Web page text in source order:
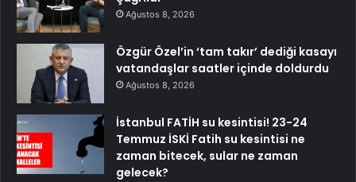
Ağustos 8, 2026
Özgür Özel’in ‘tam takır’ dediği kasayı
vatandaşlar saatler içinde doldurdu
Ağustos 8, 2026
İstanbul FATİH su kesintisi! 23-24
Temmuz İSKİ Fatih su kesintisi ne
zaman bitecek, sular ne zaman
gelecek?